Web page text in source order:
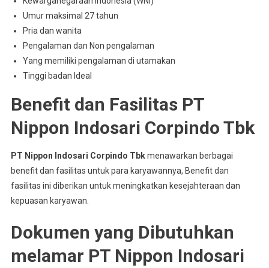
Umur maksimal 27 tahun
Pria dan wanita
Pengalaman dan Non pengalaman
Yang memiliki pengalaman di utamakan
Tinggi badan Ideal
Benefit dan Fasilitas PT
Nippon Indosari Corpindo Tbk
PT Nippon Indosari Corpindo Tbkmenawarkan berbagai
benefit dan fasilitas untuk para karyawannya, Benefit dan
fasilitas ini diberikan untuk meningkatkan kesejahteraan dan
kepuasan karyawan.
Dokumen yang Dibutuhkan
melamar PT Nippon Indosari